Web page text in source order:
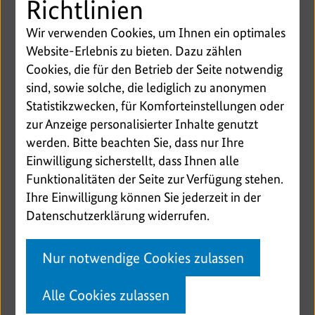
Randproblem handelt: Fast jedes sechste Kind hat
ein von Sucht oder psychischen Erkrankungen
betroffenes Elternteil. „Hilfen im Netz“ ist eine
wichtige erste Anlaufstelle für alle Kinder und
Jugendlichen, die schnell und unkompliziert
Unterstützung brauchen. Dazu muss ihnen aber
bekannt und bewusst sein, dass sie ohne Angst
über die Suchtprobleme ihrer Eltern sprechen
dürfen und wo sie diese Hilfe überhaupt finden.
Bekannte Unterstützerinnen und Unterstützer wie
Lina Larissa Strahl können dabei ungemein helfen.
Die Kinder und auch die Eltern müssen lernen und
sehen, sie sind viele Millionen.“
Lina Larissa Strahl sagte, das Thema mentale
Gesundheit von Kindern und Jugendlichen sei ihr
persönlich besonders wichtig und berichtete von
Erlebnissen aus ihrem Freundes- und
Richtlinien
Wir verwenden Cookies, um Ihnen ein optimales
Website-Erlebnis zu bieten. Dazu zählen
Cookies, die für den Betrieb der Seite notwendig
sind, sowie solche, die lediglich zu anonymen
Statistikzwecken, für Komforteinstellungen oder
zur Anzeige personalisierter Inhalte genutzt
werden. Bitte beachten Sie, dass nur Ihre
Einwilligung sicherstellt, dass Ihnen alle
Funktionalitäten der Seite zur Verfügung stehen.
Ihre Einwilligung können Sie jederzeit in der
Datenschutzerklärung widerrufen.
Nur notwendige Cookies zulassen
Alle Cookies zulassen